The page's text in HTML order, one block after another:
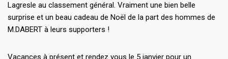
Lagresle au classement général. Vraiment une bien belle
surprise et un beau cadeau de Noël de la part des hommes de
M.DABERT à leurs supporters !